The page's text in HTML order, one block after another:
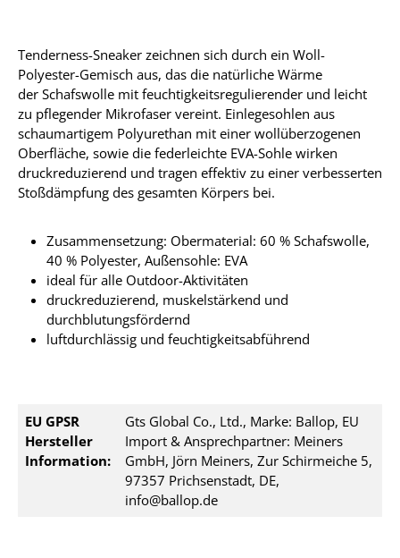
Tenderness-Sneaker zeichnen sich durch ein Woll-
Polyester-Gemisch aus, das die natürliche Wärme
der Schafswolle mit feuchtigkeitsregulierender und leicht
zu pflegender Mikrofaser vereint. Einlegesohlen aus
schaumartigem Polyurethan mit einer wollüberzogenen
Oberfläche, sowie die federleichte EVA-Sohle wirken
druckreduzierend und tragen effektiv zu einer verbesserten
Stoßdämpfung des gesamten Körpers bei.
Zusammensetzung: Obermaterial: 60 % Schafswolle,
40 % Polyester, Außensohle: EVA
ideal für alle Outdoor-Aktivitäten
druckreduzierend, muskelstärkend und
durchblutungsfördernd
luftdurchlässig und feuchtigkeitsabführend
EU GPSR
Hersteller
Information:
Gts Global Co., Ltd., Marke: Ballop, EU
Import & Ansprechpartner: Meiners
GmbH, Jörn Meiners, Zur Schirmeiche 5,
97357 Prichsenstadt, DE,
info@ballop.de